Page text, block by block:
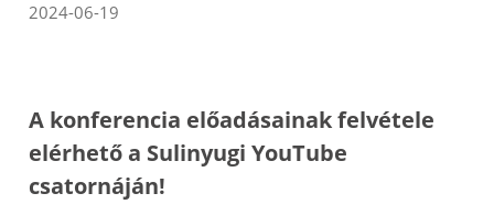
2024-06-19
A konferencia előadásainak felvétele
elérhető a Sulinyugi YouTube
csatornáján!